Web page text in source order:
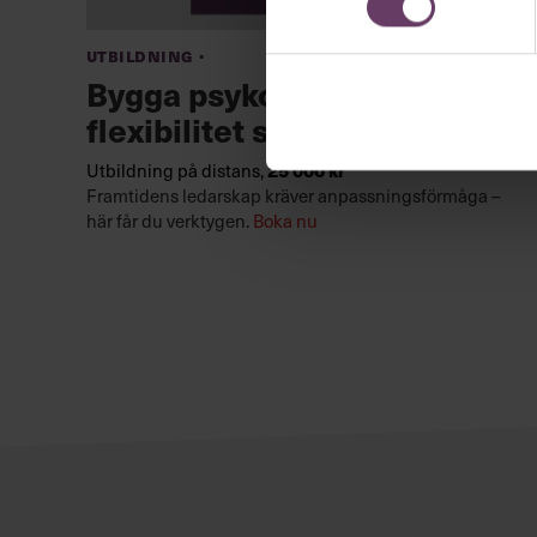
Utbildning ·
Bygga psykologisk
flexibilitet som ledare
Utbildning på distans,25 000 kr
Framtidens ledarskap kräver anpassningsförmåga –
här får du verktygen. Boka nu